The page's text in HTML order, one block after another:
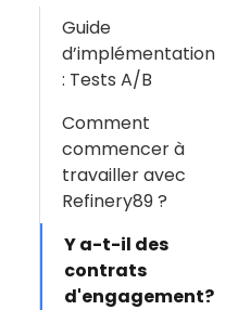
Guide
d’implémentation
: Tests A/B
Comment
commencer à
travailler avec
Refinery89 ?
Y a-t-il des
contrats
d'engagement?